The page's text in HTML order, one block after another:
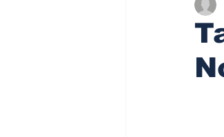
Finances/
Prix de